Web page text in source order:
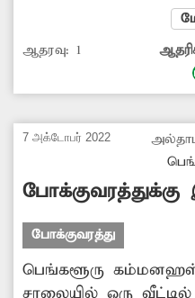
இந்த ஆட்டோ பல
நிறுத்தி
சாலையில்
எனவே மாநகராட்சி
உடனடியாக
ஆதரவு: 1
7 அக்டோபர் 2022
போக்குவரத்துக்கு
கார்கள்
போக்குவரத்து
பெங்களூரு
சாலையில் ஒரு